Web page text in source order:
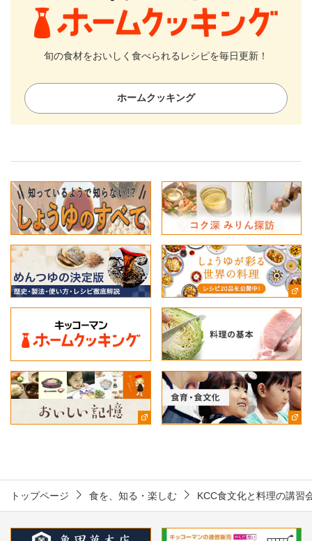
旬の食材をおいしく食べられるレシピを毎日更新！
ホームクッキング
トップページ 食を、知る・楽しむ KCC食文化と料理の講習